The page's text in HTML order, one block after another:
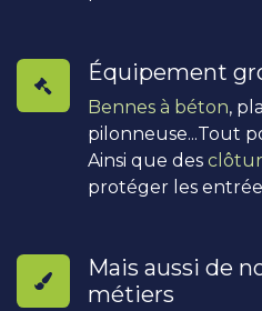
Équipement
Bennes à béton,
pilonneuse...Tout
Ainsi que des
protéger les
Mais aussi de
métiers